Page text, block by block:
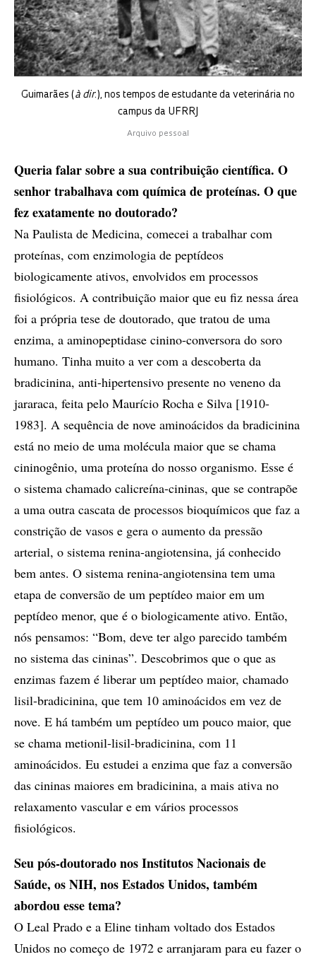
Guimarães ( à dir.), nos tempos de estudante da veterinária no
campus da UFRRJ
Arquivo pessoal
Queria falar sobre a sua contribuição científica. O
senhor trabalhava com química de proteínas. O que
fez exatamente no doutorado?
Na Paulista de Medicina, comecei a trabalhar com
proteínas, com enzimologia de peptídeos
biologicamente ativos, envolvidos em processos
fisiológicos. A contribuição maior que eu fiz nessa área
foi a própria tese de doutorado, que tratou de uma
enzima, a aminopeptidase cinino-conversora do soro
humano. Tinha muito a ver com a descoberta da
bradicinina, anti-hipertensivo presente no veneno da
jararaca, feita pelo Maurício Rocha e Silva [1910-
1983]. A sequência de nove aminoácidos da bradicinina
está no meio de uma molécula maior que se chama
cininogênio, uma proteína do nosso organismo. Esse é
o sistema chamado calicreína-cininas, que se contrapõe
a uma outra cascata de processos bioquímicos que faz a
constrição de vasos e gera o aumento da pressão
arterial, o sistema renina-angiotensina, já conhecido
bem antes. O sistema renina-angiotensina tem uma
etapa de conversão de um peptídeo maior em um
peptídeo menor, que é o biologicamente ativo. Então,
nós pensamos: “Bom, deve ter algo parecido também
no sistema das cininas”. Descobrimos que o que as
enzimas fazem é liberar um peptídeo maior, chamado
lisil-bradicinina, que tem 10 aminoácidos em vez de
nove. E há também um peptídeo um pouco maior, que
se chama metionil-lisil-bradicinina, com 11
aminoácidos. Eu estudei a enzima que faz a conversão
das cininas maiores em bradicinina, a mais ativa no
relaxamento vascular e em vários processos
fisiológicos.
Seu pós-doutorado nos Institutos Nacionais de
Saúde, os NIH, nos Estados Unidos, também
abordou esse tema?
O Leal Prado e a Eline tinham voltado dos Estados
Unidos no começo de 1972 e arranjaram para eu fazer o